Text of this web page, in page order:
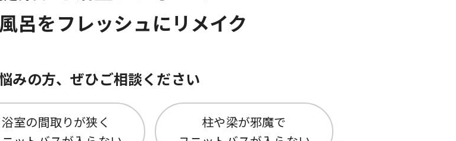
呂をフレッシュにリメイク
みの方、ぜひご相談ください
浴室の間取りが狭く
柱や梁が邪魔で